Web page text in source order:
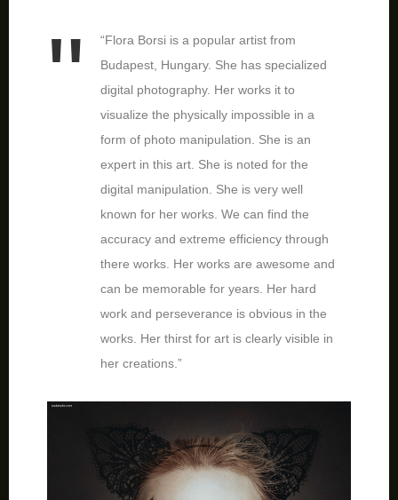
“Flora Borsi is a popular artist from
Budapest, Hungary. She has specialized
digital photography. Her works it to
visualize the physically impossible in a
form of photo manipulation. She is an
expert in this art. She is noted for the
digital manipulation. She is very well
known for her works. We can find the
accuracy and extreme efficiency through
there works. Her works are awesome and
can be memorable for years. Her hard
work and perseverance is obvious in the
works. Her thirst for art is clearly visible in
her creations.”